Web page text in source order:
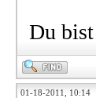
Du
01-18-2011, 10:14